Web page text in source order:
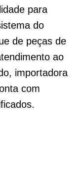
para
do
de peças de
ao
importadora
com